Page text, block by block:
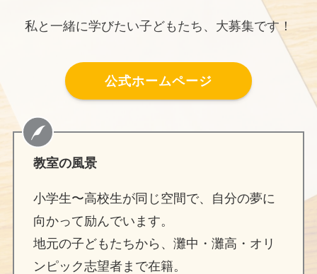
私と一緒に学びたい子どもたち、大募集です！
公式ホームページ
教室の風景
小学生〜高校生が同じ空間で、自分の夢に
向かって励んでいます。
地元の子どもたちから、灘中・灘高・オリ
ンピック志望者まで在籍。